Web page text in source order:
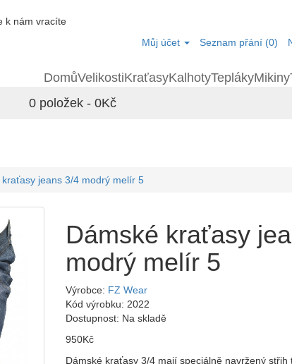
k nám vracíte
Můj účet
Seznam přání (0)
DomůVelikostiKraťasyKalhotyTeplákyMikiny
0 položek - 0Kč
kraťasy jeans 3/4 modrý melír 5
Dámské kraťasy
modrý melír 5
Výrobce: FZ Wear
Kód výrobku: 2022
Dostupnost: Na skladě
950Kč
Dámské kraťasy 3/4 mají speciálně navržený střih